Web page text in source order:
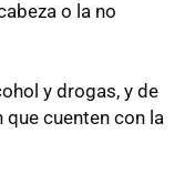
o la no
y drogas, y de
que cuenten con la